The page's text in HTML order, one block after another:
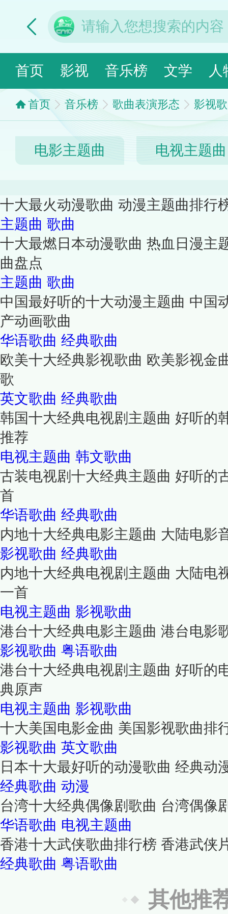
首页 影视 音乐榜 文学 人
首页 音乐榜 歌曲表演形态 影视
电影主题曲 电视主题曲
十大最火动漫歌曲 动漫主题曲排行
主题曲 歌曲
十大最燃日本动漫歌曲 热血日漫主
曲盘点
主题曲 歌曲
中国最好听的十大动漫主题曲 中国
产动画歌曲
华语歌曲 经典歌曲
欧美十大经典影视歌曲 欧美影视金
歌
英文歌曲 经典歌曲
韩国十大经典电视剧主题曲 好听的
推荐
电视主题曲 韩文歌曲
古装电视剧十大经典主题曲 好听的
首
华语歌曲 经典歌曲
内地十大经典电影主题曲 大陆电影
影视歌曲 经典歌曲
内地十大经典电视剧主题曲 大陆电
一首
电视主题曲 影视歌曲
港台十大经典电影主题曲 港台电影
影视歌曲 粤语歌曲
港台十大经典电视剧主题曲 好听的
典原声
电视主题曲 影视歌曲
十大美国电影金曲 美国影视歌曲排
影视歌曲 英文歌曲
日本十大最好听的动漫歌曲 经典动
经典歌曲 动漫
台湾十大经典偶像剧歌曲 台湾偶像
华语歌曲 电视主题曲
香港十大武侠歌曲排行榜 香港武侠
经典歌曲 粤语歌曲
其他推